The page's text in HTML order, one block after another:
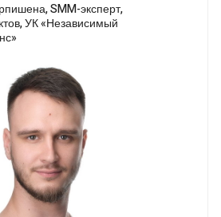
SMM-эксперт,
УК «Независимый